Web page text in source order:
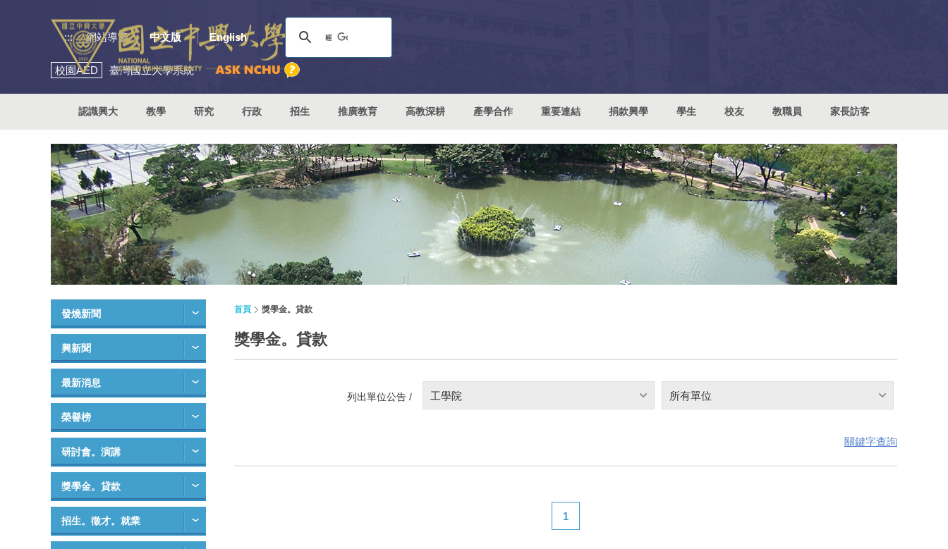
::: 網站導覽 中文版 English
校園AED 臺灣國立大學系統
認識興大 教學 研究 行政 招生 推廣教育 高教深耕 產學合作 重要連結 捐款興學 學生 校友 教職員 家長訪客
發燒新聞
興新聞
最新消息
榮譽榜
研討會。演講
獎學金。貸款
招生。徵才。就業
首頁 獎學金。貸款
獎學金。貸款
列出單位公告 / 工學院 所有單位
關鍵字查詢
1